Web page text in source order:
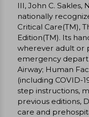
III, John C.
nationally
Critical Care(TM),
Edition(TM). Its
wherever adult or
emergency
Airway; Human
(including COVID-
step instructions,
previous editions,
care and